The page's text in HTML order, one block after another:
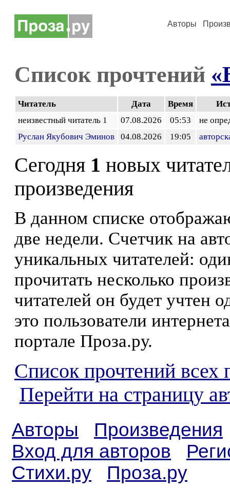
Авторы
Список прочтений
Читатель Дата Время
неизвестный читатель 1
07.08.2026 05:53
не
Руслан Якубович Эминов
04.08.2026 19:05
Сегодня 1 новых
произведения
В данном списке
две недели. Счетчик на
уникальных читателей:
прочитать несколько
читателей он будет учтен
это пользователи
портале Проза.ру.
Список прочтений всех
Перейти на страницу
Авторы
Произведения
Вход для авторов
Стихи.ру
Проза.ру